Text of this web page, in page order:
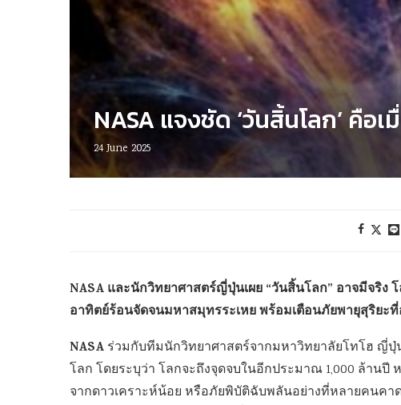
NASA แจงชัด ‘วันสิ้นโลก’ คือ
24 June 2025
NASA และนักวิทยาศาสตร์ญี่ปุ่นเผย “วันสิ้นโลก” อาจมีจริง
อาทิตย์ร้อนจัดจนมหาสมุทรระเหย พร้อมเตือนภัยพายุสุริยะ
NASA ร่วมกับทีมนักวิทยาศาสตร์จากมหาวิทยาลัยโทโฮ ญี่ปุ่
โลก โดยระบุว่า โลกจะถึงจุดจบในอีกประมาณ 1,000 ล้านปี
จากดาวเคราะห์น้อย หรือภัยพิบัติฉับพลันอย่างที่หลายคนคา